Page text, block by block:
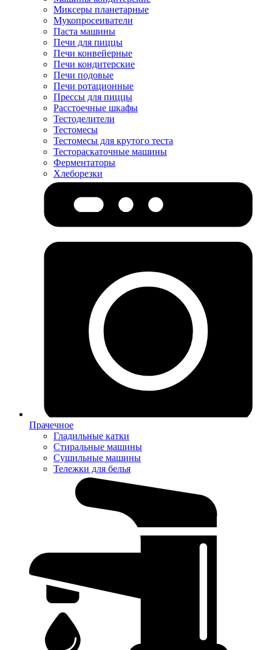
Миксеры планетарные
Мукопросеиватели
Паста машины
Печи для пиццы
Печи конвейерные
Печи кондитерские
Печи подовые
Печи ротационные
Прессы для пиццы
Расстоечные шкафы
Тестоделители
Тестомесы
Тестомесы для крутого теста
Тестораскаточные машины
Ферментаторы
Хлеборезки
Прачечное
Гладильные катки
Стиральные машины
Сушильные машины
Тележки для белья